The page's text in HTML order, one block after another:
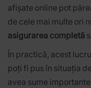
afișate online pot
de cele mai multe ori
asigurarea completă
În practică, acest
poți fi pus în situația
avea sume